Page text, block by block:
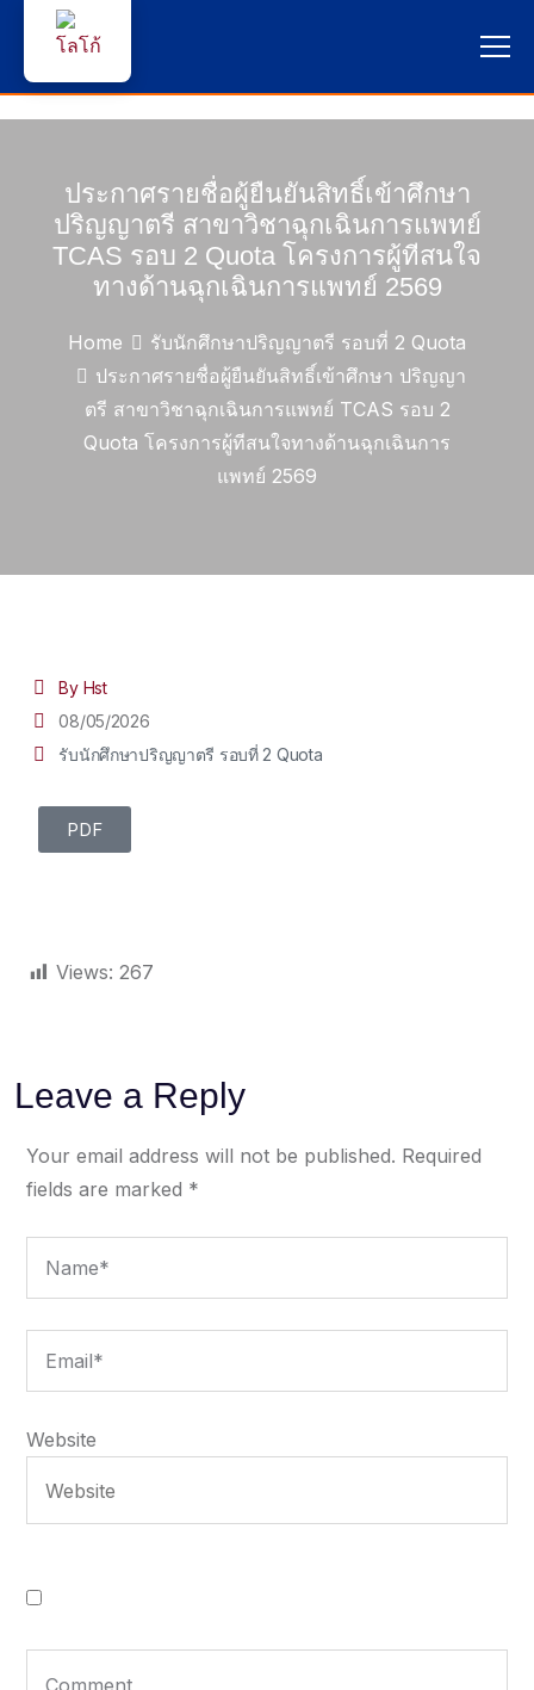
หน้าแรก
ผู้สนใจสมัครเรียน
บริการนักศึกษา
บุคคลทั่วไป
ภาษาไทย 🇹🇭
ประกาศรายชื่อผู้ยืนยันสิทธิ์เข้าศึกษา
ปริญญาตรี สาขาวิชาฉุกเฉินการแพทย์
TCAS รอบ 2 Quota โครงการผู้ทีสนใจ
ทางด้านฉุกเฉินการแพทย์ 2569
Home
รับนักศึกษาปริญญาตรี รอบที่ 2 Quota
ประกาศรายชื่อผู้ยืนยันสิทธิ์เข้าศึกษา ปริญญา
ตรี สาขาวิชาฉุกเฉินการแพทย์ TCAS รอบ 2
Quota โครงการผู้ทีสนใจทางด้านฉุกเฉินการ
แพทย์ 2569
By Hst
08/05/2026
รับนักศึกษาปริญญาตรี รอบที่ 2 Quota
PDF
Views: 267
Leave a Reply
Your email address will not be published. Required
fields are marked *
Website